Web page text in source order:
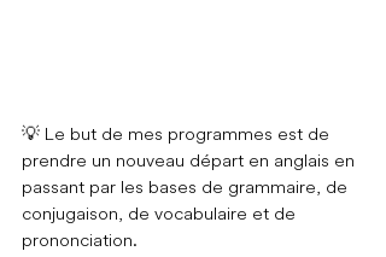
💡 Le but de mes programmes est de
prendre un nouveau départ en anglais en
passant par les bases de grammaire, de
conjugaison, de vocabulaire et de
prononciation.